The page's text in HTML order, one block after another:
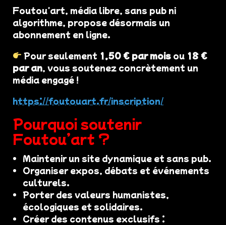
Foutou'art, média libre, sans pub ni
algorithme, propose désormais un
abonnement en ligne.
Pour seulement 1,50 € par mois ou 18 €
par an, vous soutenez concrètement un
média engagé !
https://foutouart.fr/inscription/
Pourquoi soutenir
Foutou’art ?
Maintenir un site dynamique et sans pub.
Organiser expos, débats et événements
culturels.
Porter des valeurs humanistes,
écologiques et solidaires.
Créer des contenus exclusifs :